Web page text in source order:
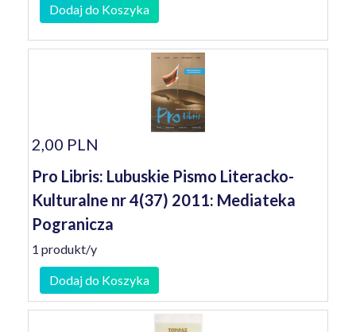
Dodaj do Koszyka
2,00 PLN
Pro Libris: Lubuskie Pismo Literacko-
Kulturalne nr 4(37) 2011: Mediateka
Pogranicza
1 produkt/y
Dodaj do Koszyka